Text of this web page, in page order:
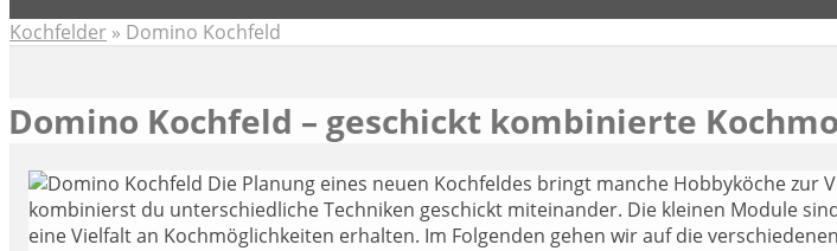
Kochfelder » Domino Kochfeld
Domino Kochfeld – geschickt kombinierte
Die Planung eines neuen Kochfeldes bringt manche Hobbyköche zur
kombinierst du unterschiedliche Techniken geschickt miteinander. Die kleinen Module
eine Vielfalt an Kochmöglichkeiten erhalten. Im Folgenden gehen wir auf die